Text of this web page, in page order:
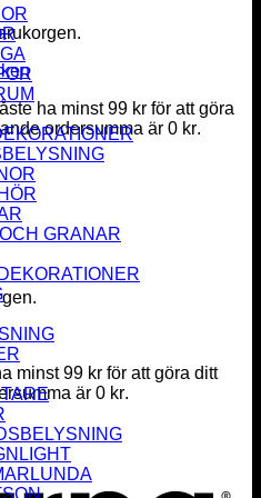
ha minst99 kr för att göra
ordersumma är 0 kr.
minst99 kr för att göra ditt
är 0 kr.
GRANAR